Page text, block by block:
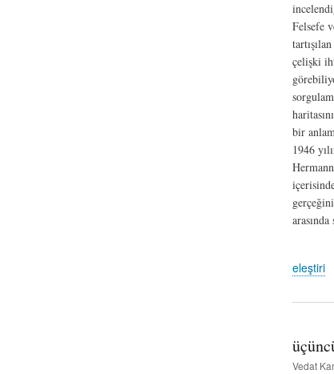
Felsefe
çelişki
bir
1946
eleştiri
Vedat